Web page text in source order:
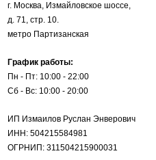
г. Москва, Измайловское шоссе,
д. 71, стр. 10.
метро Партизанская
График работы:
Пн - Пт: 10:00 - 22:00
Сб - Вс: 10:00 - 20:00
ИП Измаилов Руслан Энверович
ИНН: 504215584981
ОГРНИП: 311504215900031